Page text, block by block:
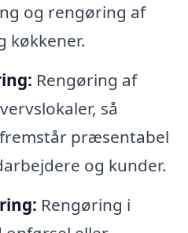
og rengøring af
køkkener.
Rengøring af
så
præsentabel
og kunder.
Rengøring i